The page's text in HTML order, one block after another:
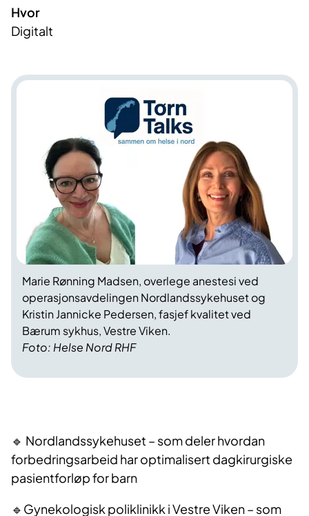
Hvor
Digitalt
Foto: Helse Nord RHF
Marie Rønning Madsen, overlege anestesi ved
operasjonsavdelingen Nordlandssykehuset og
Kristin Jannicke Pedersen, fasjef kvalitet ved
Bærum sykhus, Vestre Viken.
🔹 Nordlandssykehuset – som deler hvordan
forbedringsarbeid har optimalisert dagkirurgiske
pasientforløp for barn
🔹Gynekologisk poliklinikk i Vestre Viken – som